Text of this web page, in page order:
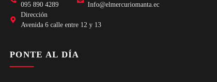
095 890 4289
Info@elmercuriomanta.ec
Dirección
Avenida 6 calle entre 12 y 13
PONTE AL DÍA